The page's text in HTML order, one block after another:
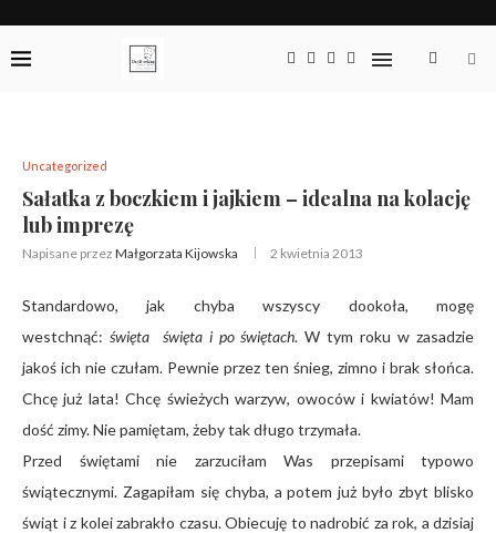
Uncategorized
Sałatka z boczkiem i jajkiem – idealna na kolację
lub imprezę
Napisane przez Małgorzata Kijowska 2 kwietnia 2013
Standardowo, jak chyba wszyscy dookoła, mogę
westchnąć: święta święta i po świętach. W tym roku w zasadzie
jakoś ich nie czułam. Pewnie przez ten śnieg, zimno i brak słońca.
Chcę już lata! Chcę świeżych warzyw, owoców i kwiatów! Mam
dość zimy. Nie pamiętam, żeby tak długo trzymała.
Przed świętami nie zarzuciłam Was przepisami typowo
świątecznymi. Zagapiłam się chyba, a potem już było zbyt blisko
świąt i z kolei zabrakło czasu. Obiecuję to nadrobić za rok, a dzisiaj